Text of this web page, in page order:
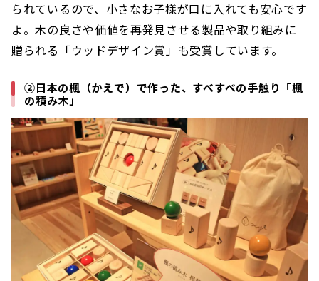
られているので、小さなお子様が口に入れても安心です
よ。木の良さや価値を再発見させる製品や取り組みに
贈られる「ウッドデザイン賞」も受賞しています。
②日本の楓（かえで）で作った、すべすべの手触り「楓
の積み木」